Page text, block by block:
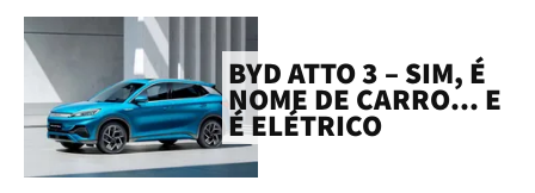
BYD ATTO 3 – SIM, É
NOME DE CARRO... E
É ELÉTRICO